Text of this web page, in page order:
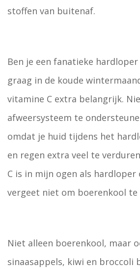
stoffen van buitenaf.
Ben je een fanatieke
graag in de koude
vitamine C extra belangrijk.
afweersysteem te
omdat je huid tijdens het
en regen extra veel te
C is in mijn ogen als hardloper
vergeet niet om boerenkool te
Niet alleen boerenkool, maar
sinaasappels, kiwi en broccoli